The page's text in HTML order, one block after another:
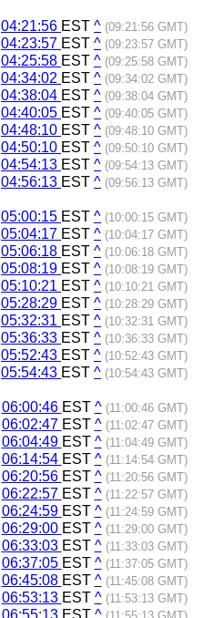
04:21:56 EST ^ (09:21:56 GMT)
04:23:57 EST ^ (09:23:57 GMT)
04:25:58 EST ^ (09:25:58 GMT)
04:34:02 EST ^ (09:34:02 GMT)
04:38:04 EST ^ (09:38:04 GMT)
04:40:05 EST ^ (09:40:05 GMT)
04:48:10 EST ^ (09:48:10 GMT)
04:50:10 EST ^ (09:50:10 GMT)
04:54:13 EST ^ (09:54:13 GMT)
04:56:13 EST ^ (09:56:13 GMT)
05:00:15 EST ^ (10:00:15 GMT)
05:04:17 EST ^ (10:04:17 GMT)
05:06:18 EST ^ (10:06:18 GMT)
05:08:19 EST ^ (10:08:19 GMT)
05:10:21 EST ^ (10:10:21 GMT)
05:28:29 EST ^ (10:28:29 GMT)
05:32:31 EST ^ (10:32:31 GMT)
05:36:33 EST ^ (10:36:33 GMT)
05:52:43 EST ^ (10:52:43 GMT)
05:54:43 EST ^ (10:54:43 GMT)
06:00:46 EST ^ (11:00:46 GMT)
06:02:47 EST ^ (11:02:47 GMT)
06:04:49 EST ^ (11:04:49 GMT)
06:14:54 EST ^ (11:14:54 GMT)
06:20:56 EST ^ (11:20:56 GMT)
06:22:57 EST ^ (11:22:57 GMT)
06:24:59 EST ^ (11:24:59 GMT)
06:29:00 EST ^ (11:29:00 GMT)
06:33:03 EST ^ (11:33:03 GMT)
06:37:05 EST ^ (11:37:05 GMT)
06:45:08 EST ^ (11:45:08 GMT)
06:53:13 EST ^ (11:53:13 GMT)
06:55:13 EST ^